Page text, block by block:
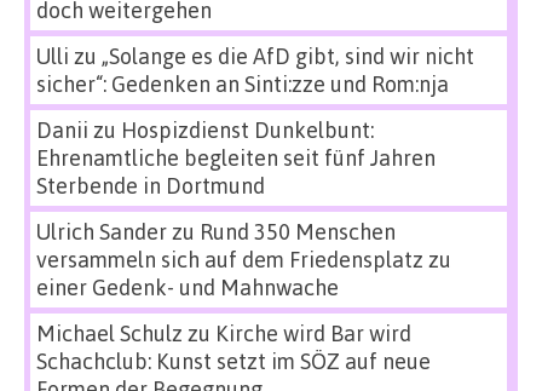
doch weitergehen
Ulli zu „Solange es die AfD gibt, sind wir nicht
sicher“: Gedenken an Sinti:zze und Rom:nja
Danii zu Hospizdienst Dunkelbunt:
Ehrenamtliche begleiten seit fünf Jahren
Sterbende in Dortmund
Ulrich Sanderzu Rund 350 Menschen
versammeln sich auf dem Friedensplatz zu
einer Gedenk- und Mahnwache
Michael Schulz zu Kirche wird Bar wird
Schachclub: Kunst setzt im SÖZ auf neue